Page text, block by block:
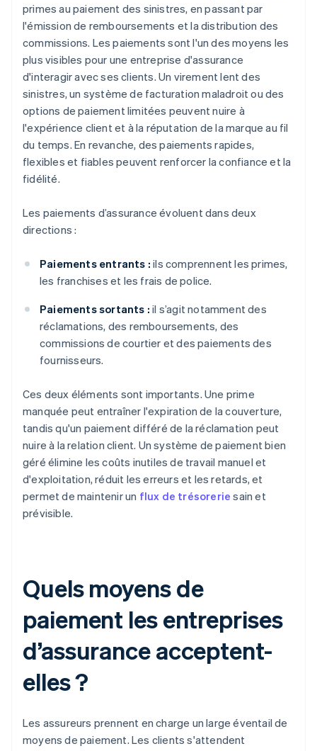
primes au paiement des sinistres, en passant par
l'émission de remboursements et la distribution des
commissions. Les paiements sont l'un des moyens les
plus visibles pour une entreprise d'assurance
d'interagir avec ses clients. Un virement lent des
sinistres, un système de facturation maladroit ou des
options de paiement limitées peuvent nuire à
l'expérience client et à la réputation de la marque au fil
du temps. En revanche, des paiements rapides,
flexibles et fiables peuvent renforcer la confiance et la
fidélité.
Les paiements d’assurance évoluent dans deux
directions :
Paiements entrants : ils comprennent les primes,
les franchises et les frais de police.
Paiements sortants : il s’agit notamment des
réclamations, des remboursements, des
commissions de courtier et des paiements des
fournisseurs.
Ces deux éléments sont importants. Une prime
manquée peut entraîner l'expiration de la couverture,
tandis qu'un paiement différé de la réclamation peut
nuire à la relation client. Un système de paiement bien
géré élimine les coûts inutiles de travail manuel et
d'exploitation, réduit les erreurs et les retards, et
permet de maintenir un flux de trésorerie sain et
prévisible.
Quels moyens de
paiement les entreprises
d’assurance acceptent-
elles ?
Les assureurs prennent en charge un large éventail de
moyens de paiement. Les clients s'attendent